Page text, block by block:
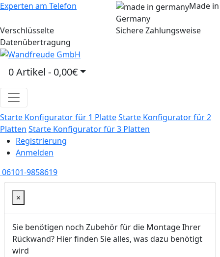
Experten am Telefon
Made in
Germany
Verschlüsselte
Datenübertragung
Sichere Zahlungsweise
0 Artikel - 0,00€
Starte Konfigurator für 1 PlatteStarte Konfigurator für 2
Platten Starte Konfigurator für 3 Platten
Registrierung
Anmelden
06101-9858619
×
Sie benötigen noch Zubehör für die Montage Ihrer
Rückwand? Hier finden Sie alles, was dazu benötigt
wird